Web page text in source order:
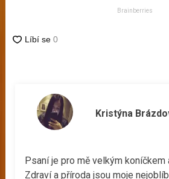
Brainberries
Kristýna
Psaní je pro mě velkým koníčkem
Zdraví a příroda jsou moje